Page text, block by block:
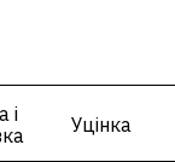
і
Уцінка